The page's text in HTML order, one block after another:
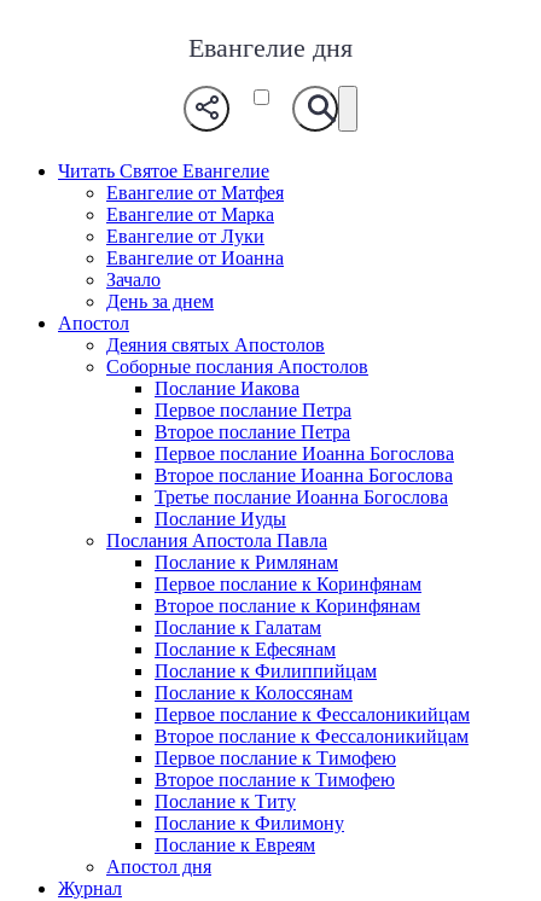
Евангелие дня
Читать Святое Евангелие
Евангелие от Матфея
Евангелие от Марка
Евангелие от Луки
Евангелие от Иоанна
Зачало
День за днем
Апостол
Деяния святых Апостолов
Соборные послания Апостолов
Послание Иакова
Первое послание Петра
Второе послание Петра
Первое послание Иоанна Богослова
Второе послание Иоанна Богослова
Третье послание Иоанна Богослова
Послание Иуды
Послания Апостола Павла
Послание к Римлянам
Первое послание к Коринфянам
Второе послание к Коринфянам
Послание к Галатам
Послание к Ефесянам
Послание к Филиппийцам
Послание к Колоссянам
Первое послание к Фессалоникийцам
Второе послание к Фессалоникийцам
Первое послание к Тимофею
Второе послание к Тимофею
Послание к Титу
Послание к Филимону
Послание к Евреям
Апостол дня
Журнал